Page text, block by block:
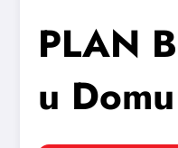
PLAN
u